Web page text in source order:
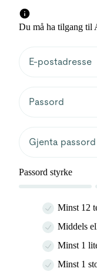
Du må ha tilgang til
Passord styrke
Minst 12
Middels
Minst 1
Minst 1